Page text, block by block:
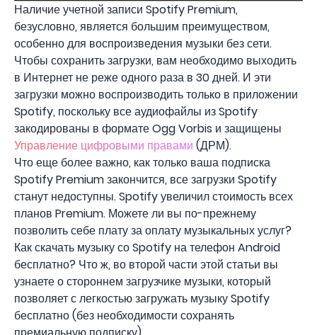
Наличие учетной записи Spotify Premium,
безусловно, является большим преимуществом,
особенно для воспроизведения музыки без сети.
Чтобы сохранить загрузки, вам необходимо выходить
в Интернет не реже одного раза в 30 дней. И эти
загрузки можно воспроизводить только в приложении
Spotify, поскольку все аудиофайлы из Spotify
закодированы в формате Ogg Vorbis и защищены
Управление цифровыми правами (ДРМ).
Что еще более важно, как только ваша подписка
Spotify Premium закончится, все загрузки Spotify
станут недоступны. Spotify увеличил стоимость всех
планов Premium. Можете ли вы по-прежнему
позволить себе плату за оплату музыкальных услуг?
Как скачать музыку со Spotify на телефон Android
бесплатно? Что ж, во второй части этой статьи вы
узнаете о стороннем загрузчике музыки, который
позволяет с легкостью загружать музыку Spotify
бесплатно (без необходимости сохранять